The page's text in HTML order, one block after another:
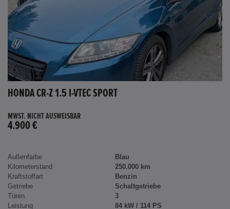
HONDA CR-Z 1.5 I-VTEC SPORT
MWST. NICHT AUSWEISBAR
4.900 €
Außenfarbe
Blau
Kilometerstand
250.000 km
Kraftstoffart
Benzin
Getriebe
Schaltgetriebe
Türen
3
Leistung
84 kW / 114 PS